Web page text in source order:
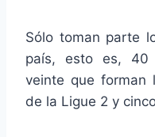
Sólo toman parte
país, esto es, 40
veinte que forman
de la Ligue 2 y